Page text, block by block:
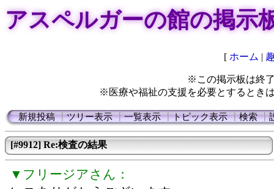
アスペルガーの館の掲示
[ ホーム |
※この掲示板は終
※医療や福祉の支援を必要とするとき
新規投稿┃ツリー表示┃一覧表示┃トピック表示┃検索┃
[#9912] Re:検査の結果
▼フリージアさん：